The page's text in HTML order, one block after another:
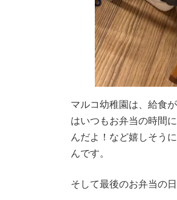
マルコ幼稚園は、給食
はいつもお弁当の時間
んだよ！など嬉しそう
んです。
そして最後のお弁当の